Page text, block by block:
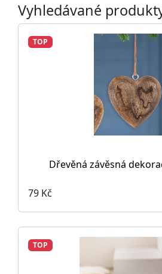
Vyhledávané
TOP
Dřevěná závěsná
79 Kč
TOP